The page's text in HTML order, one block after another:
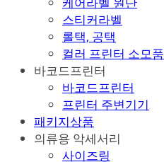
스티커라벨
롤택, 공택
컬러 프린터 소모품
바코드프린터
바코드프린터
프린터 주변기기
패키지상품
의류용 악세서리
사이즈링